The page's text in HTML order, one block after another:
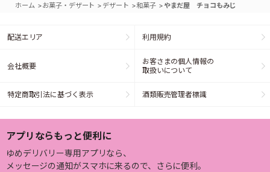
ホーム >お菓子・デザート > デザート >和菓子 >やまだ屋 チョコもみじ
配送エリア 利用規約
会社概要
お客さまの個人情報の
取扱いについて
特定商取引法に基づく表示 酒類販売管理者標識
アプリならもっと便利に
ゆめデリバリー専用アプリなら、
メッセージの通知がスマホに来るので、さらに便利。